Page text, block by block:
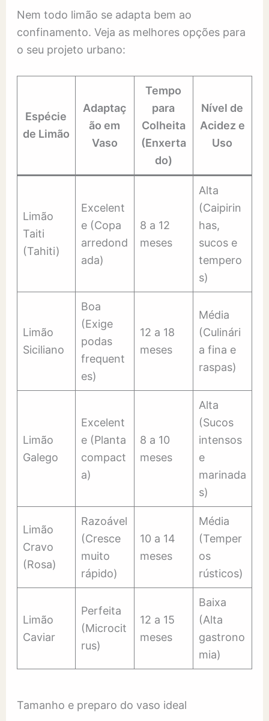
Nem todo limão se adapta bem ao
confinamento. Veja as melhores opções para
o seu projeto urbano:
Espécie
de Limão
Adaptaç
ão em
Vaso
Tempo
para
Colheita
(Enxerta
do)
Nível de
Acidez e
Uso
Limão
Taiti
(Tahiti)
Excelent
e (Copa
arredond
ada)
8 a 12
meses
Alta
(Caipirin
has,
sucos e
tempero
s)
Limão
Siciliano
Boa
(Exige
podas
frequent
es)
12 a 18
meses
Média
(Culinári
a fina e
raspas)
Limão
Galego
Excelent
e (Planta
compact
a)
8 a 10
meses
Alta
(Sucos
intensos
e
marinada
s)
Limão
Cravo
(Rosa)
Razoável
(Cresce
muito
rápido)
10 a 14
meses
Média
(Temper
os
rústicos)
Limão
Caviar
Perfeita
(Microcit
rus)
12 a 15
meses
Baixa
(Alta
gastrono
mia)
Tamanho e preparo do vaso ideal